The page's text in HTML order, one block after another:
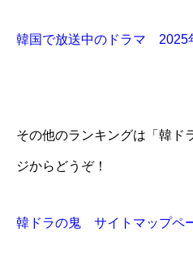
韓国で放送中のドラマ 2025
その他のランキングは「韓ド
ジからどうぞ！
韓ドラの鬼 サイトマップペ